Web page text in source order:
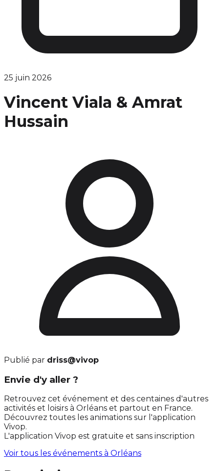
25 juin 2026
Vincent Viala & Amrat
Hussain
Publié par driss@vivop
Envie d'y aller ?
Retrouvez cet événement et des centaines d'autres
activités et loisirs à Orléans et partout en France.
Découvrez toutes les animations sur l'application
Vivop.
L'application Vivop est gratuite et sans inscription
Voir tous les événements à Orléans